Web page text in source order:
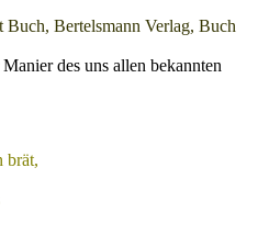
Bertelsmann Verlag, Buch
des uns allen bekannten
brät,